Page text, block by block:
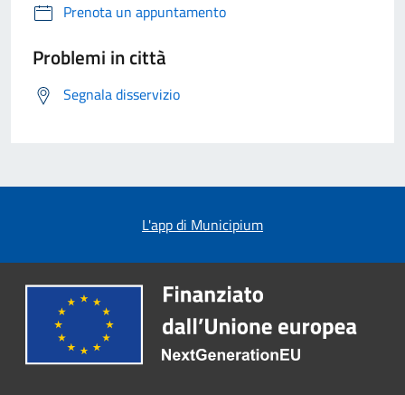
Prenota un appuntamento
Problemi in città
Segnala disservizio
L'app di Municipium